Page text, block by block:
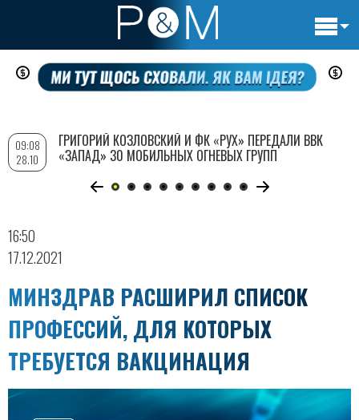
Перейти
содержанию
16:50
17.12.2021
МИНЗДРАВ РАСШИРИЛ СПИСОК
ПРОФЕССИЙ, ДЛЯ КОТОРЫХ
ТРЕБУЕТСЯ ВАКЦИНАЦИЯ
09:08
28.10
ГРИГОРИЙ КОЗЛОВСКИЙ И ФК «РУХ» ПЕРЕДАЛИ ВВК
«ЗАПАД» 30 МОБИЛЬНЫХ ОГНЕВЫХ ГРУПП